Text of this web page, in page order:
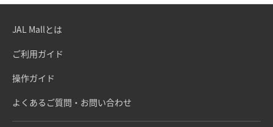
JAL Mallとは
ご利用ガイド
操作ガイド
よくあるご質問・お問い合わせ